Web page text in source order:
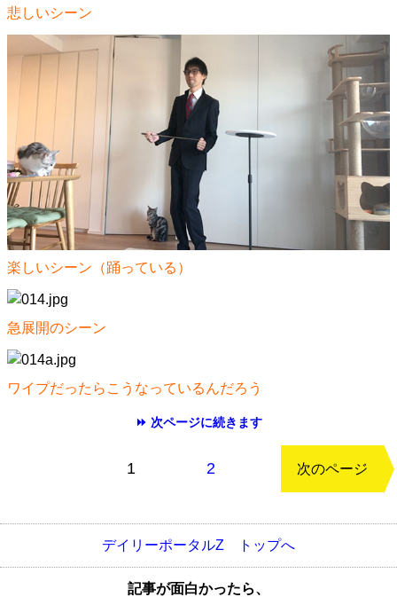
悲しいシーン
楽しいシーン（踊っている）
急展開のシーン
ワイプだったらこうなっているんだろう
⏩ 次ページに続きます
1 2 次のページ
デイリーポータルZ トップへ
記事が面白かったら、